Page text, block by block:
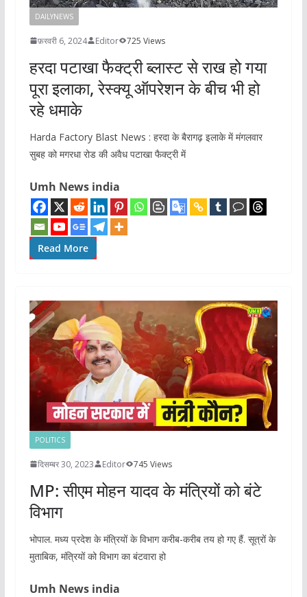
DAILYNEWS
फ़रवरी 6, 2024 Editor 725 Views
हरदा पटाखा फैक्ट्री ब्लास्ट से राख हो गया
पूरा इलाका, रेस्‍क्यू ऑपरेशन के बीच भी हो
रहे धमाके
Harda Factory Blast News : हरदा के बैरागढ़ इलाके में मंगलवार
सुबह को मगरधा रोड की अवैध पटाखा फैक्ट्री में
Umh News india
Read More
POLITICS
दिसम्बर 30, 2023 Editor 745 Views
MP: सीएम मोहन यादव के मंत्रियों को बंटे
विभाग
भोपाल. मध्य प्रदेश के मंत्रियों के विभाग करीब-करीब तय हो गए हैं. सूत्रों के
मुताबिक, मंत्रियों को विभाग का बंटवारा हो
Umh News india